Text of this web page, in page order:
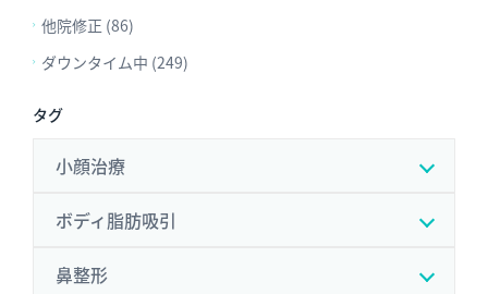
他院修正 (86)
ダウンタイム中 (249)
タグ
小顔治療
ボディ脂肪吸引
鼻整形